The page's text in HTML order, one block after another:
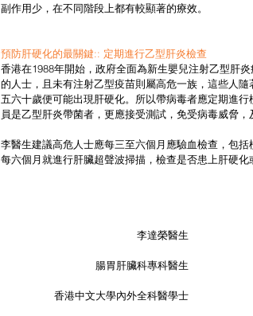
副作用少，在不同階段上都有較顯著的療效。
預防肝硬化的最關鍵:: 定期進行乙型肝炎檢查
香港在1988年開始，政府全面為新生嬰兒注射乙型肝
的人士，且未有注射乙型疫苗則屬高危一族，這些人
五六十歲便可能出現肝硬化。所以帶病毒者應定期進
員是乙型肝炎帶菌者，更應接受測試，免受病毒威脅，
李醫生建議高危人士應每三至六個月應驗血檢查，包
每六個月就進行肝臟超聲波掃描，檢查是否患上肝硬化
李達榮醫生
腸胃肝臟科專科醫生
香港中文大學內外全科醫學士